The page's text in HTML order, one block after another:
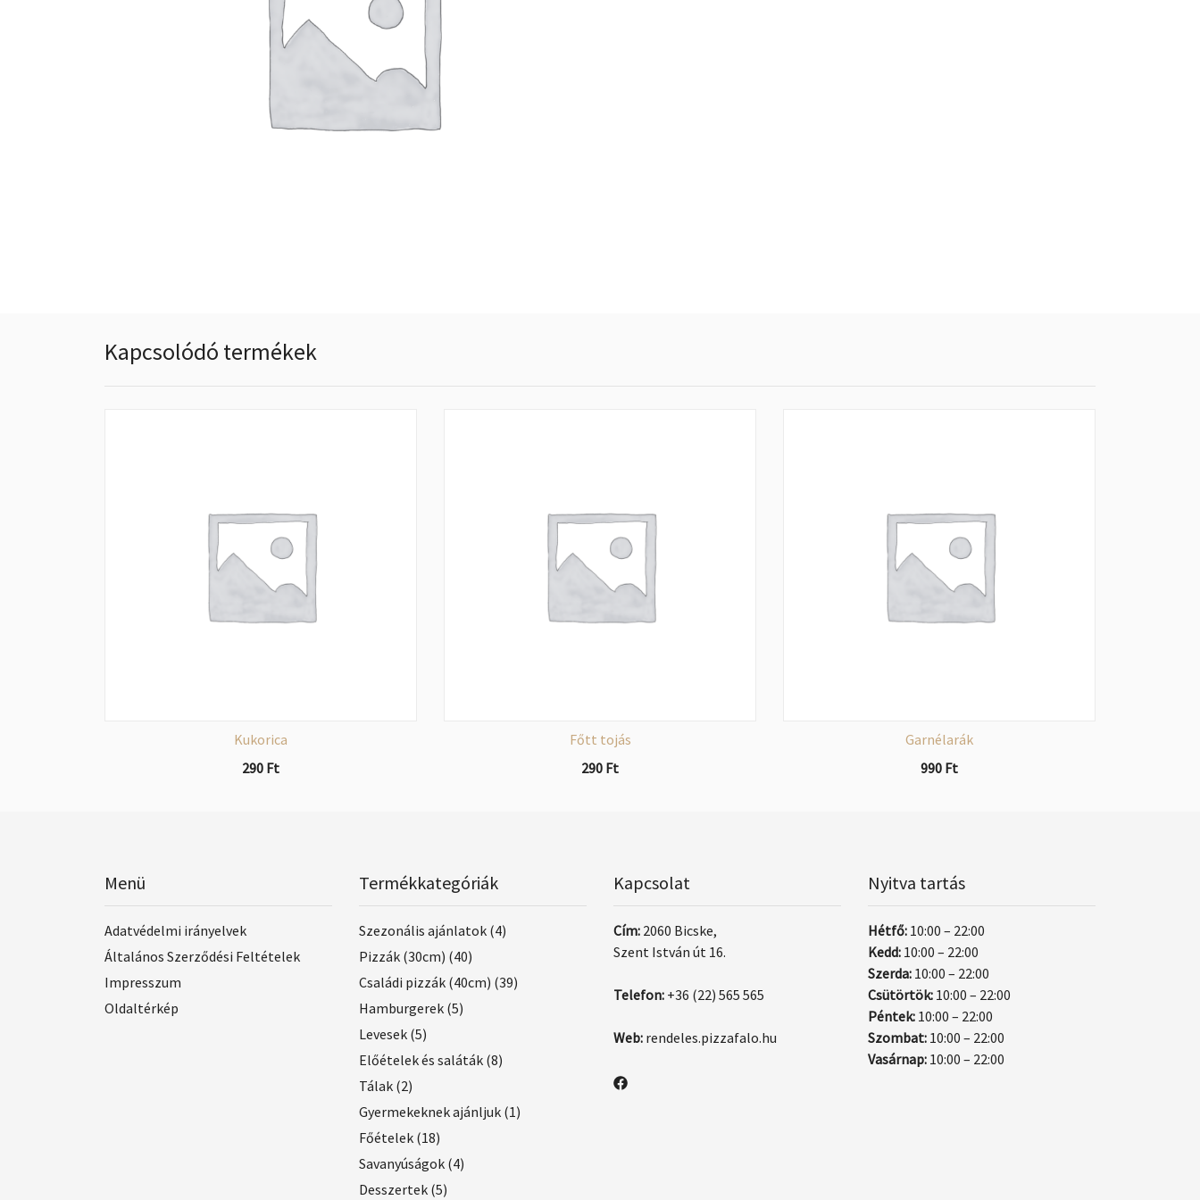
Kapcsolódó termékek
Kukorica
290 Ft
Főtt tojás
290 Ft
Garnélarák
990 Ft
Menü
Adatvédelmi irányelvek
Általános Szerződési Feltételek
Impresszum
Oldaltérkép
Termékkategóriák
Szezonális ajánlatok (4)
Pizzák (30cm) (40)
Családi pizzák (40cm) (39)
Hamburgerek (5)
Levesek (5)
Előételek és saláták (8)
Tálak (2)
Gyermekeknek ajánljuk (1)
Főételek (18)
Savanyúságok (4)
Desszertek (5)
Kapcsolat
Cím: 2060 Bicske,
Szent István út 16.
Telefon: +36 (22) 565 565
Web: rendeles.pizzafalo.hu
Nyitva tartás
Hétfő: 10:00 – 22:00
Kedd: 10:00 – 22:00
Szerda: 10:00 – 22:00
Csütörtök: 10:00 – 22:00
Péntek: 10:00 – 22:00
Szombat: 10:00 – 22:00
Vasárnap: 10:00 – 22:00